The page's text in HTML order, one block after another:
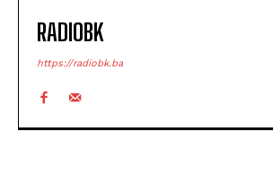
RADIOBK
https://radiobk.ba